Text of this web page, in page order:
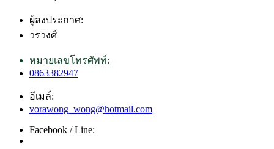
ผู้ลงประกาศ:
วรวงศ์
หมายเลขโทรศัพท์:
0863382947
อีเมล์:
vorawong_wong@hotmail.com
Facebook / Line: